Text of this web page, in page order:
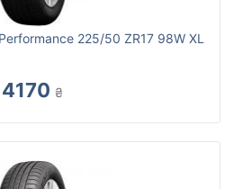
225/50 ZR17 98W XL
4170 ₴